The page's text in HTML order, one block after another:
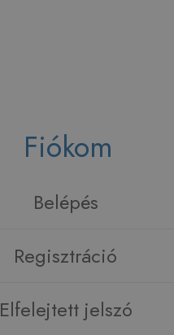
Fiókom
Belépés
Regisztráció
Elfelejtett jelszó